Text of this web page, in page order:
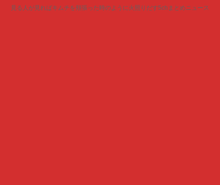
見る人が見ればキムチを頬張った時のように火照りだす5chまとめニュース